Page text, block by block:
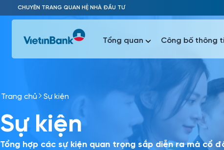
Skip to Main Content
CHUYÊN TRANG QUAN HỆ NHÀ ĐẦU TƯ
Phổ biến
Báo cáo
Tổng quan Công bố thông
Phổ biến
Trang chủ Sự kiện
Sự kiện
Tổng hợp các sự kiện quan trọng sắp diễn ra mà cổ